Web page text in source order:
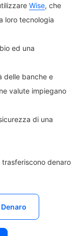
Wise, che
loro tecnologia
ed una
delle banche e
valute impiegano
di una
denaro